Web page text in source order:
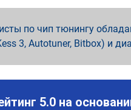
по чип тюнингу
3, Autotuner, Bitbox) и
5.0 на